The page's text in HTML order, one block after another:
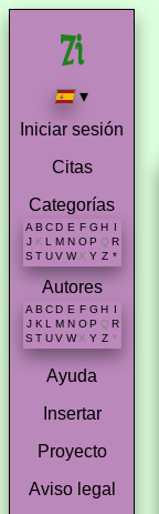
▾
Iniciar sesión
Citas
Categorías
A B C D E F G H I
J K L M N O P Q R
S T U V W X Y Z *
Autores
A B C D E F G H
J K L M N O P Q R
S T U V W X Y Z *
Ayuda
Insertar
Proyecto
Aviso legal